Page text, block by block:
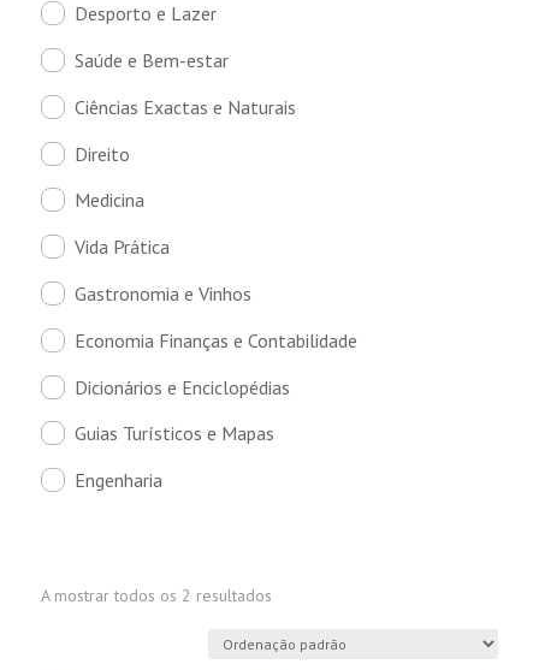
Desporto e Lazer
Saúde e Bem-estar
Ciências Exactas e Naturais
Direito
Medicina
Vida Prática
Gastronomia e Vinhos
Economia Finanças e Contabilidade
Dicionários e Enciclopédias
Guias Turísticos e Mapas
Engenharia
A mostrar todos os 2 resultados